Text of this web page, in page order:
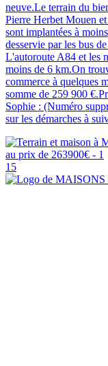
neuve.Le terrain du
Pierre Herbet Mouen
sont implantées à
desservie par les bus
L'autoroute A84 et les
moins de 6 km.On
commerce à quelques
somme de 259 900
Sophie : (Numéro
sur les démarches à
15